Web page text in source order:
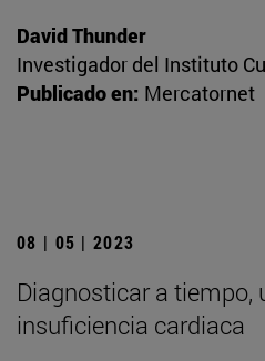
David Thunder
Investigador del Instituto
Publicado en: Mercatornet
08 | 05 | 2023
Diagnosticar a tiempo,
insuficiencia cardiaca